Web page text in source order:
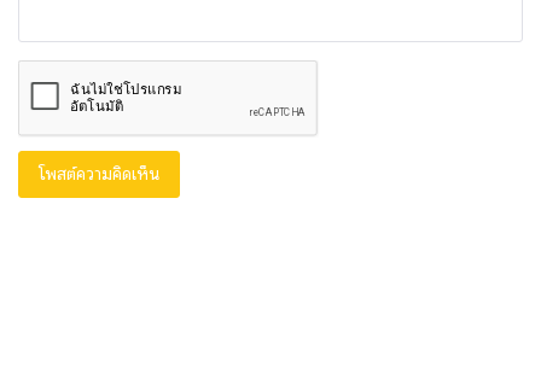
โพสต์ความคิดเห็น